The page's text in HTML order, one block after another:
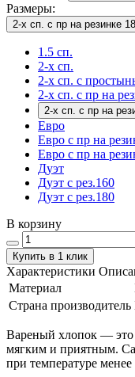
Размеры:
2-х сп. с пр на резинке
1.5 сп.
2-х сп.
2-х сп. с
2-х сп. с пр на
2-х сп. с пр на
Евро
Евро с пр на
Евро с пр на
Дуэт
Дуэт с рез.160
Дуэт с рез.180
В корзину
Купить в 1 клик
Характеристики
Материал
Страна производитель
Вареный хлопок — это
мягким и приятным.
при температуре